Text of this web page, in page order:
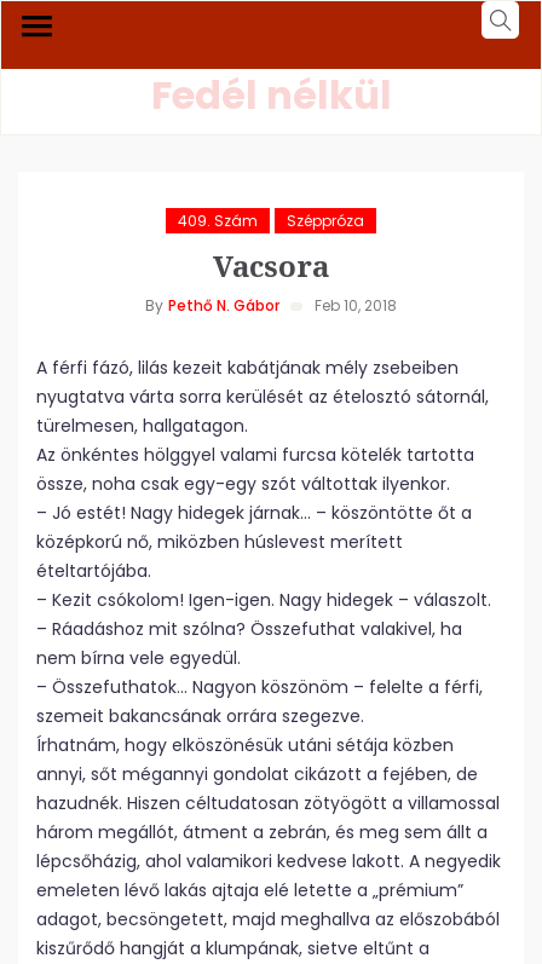
Fedél nélkül
409. Szám Széppróza
Vacsora
By Pethő N. Gábor Feb 10, 2018
A férfi fázó, lilás kezeit kabátjának mély zsebeiben
nyugtatva várta sorra kerülését az ételosztó sátornál,
türelmesen, hallgatagon.
Az önkéntes hölggyel valami furcsa kötelék tartotta
össze, noha csak egy-egy szót váltottak ilyenkor.
– Jó estét! Nagy hidegek járnak… – köszöntötte őt a
középkorú nő, miközben húslevest merített
ételtartójába.
– Kezit csókolom! Igen-igen. Nagy hidegek – válaszolt.
– Ráadáshoz mit szólna? Összefuthat valakivel, ha
nem bírna vele egyedül.
– Összefuthatok… Nagyon köszönöm – felelte a férfi,
szemeit bakancsának orrára szegezve.
Írhatnám, hogy elköszönésük utáni sétája közben
annyi, sőt mégannyi gondolat cikázott a fejében, de
hazudnék. Hiszen céltudatosan zötyögött a villamossal
három megállót, átment a zebrán, és meg sem állt a
lépcsőházig, ahol valamikori kedvese lakott. A negyedik
emeleten lévő lakás ajtaja elé letette a „prémium”
adagot, becsöngetett, majd meghallva az előszobából
kiszűrődő hangját a klumpának, sietve eltűnt a